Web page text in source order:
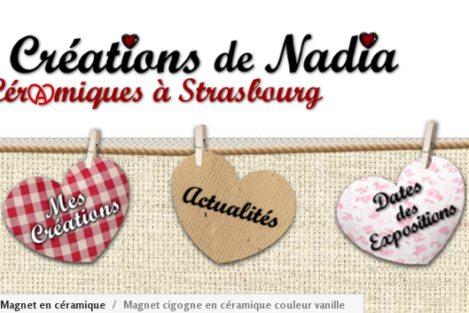
Magnet en céramique Magnet cigogne en céramique couleur vanille